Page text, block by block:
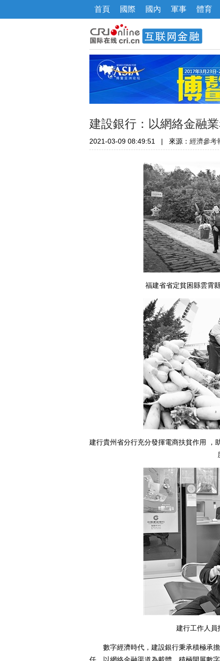
首頁 國際 國內 軍事 體育
建設銀行：以網絡金融
2021-03-09 08:49:51 | 來源： 經濟參考
福建省省定貧困縣雲霄
建行貴州省分行充分發揮電商扶貧作用 ，
建行工作人員
數字經濟時代，建設銀行秉承積極承擔